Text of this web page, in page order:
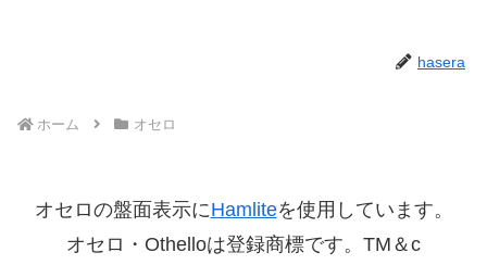
hasera
ホーム オセロ
オセロの盤面表示にHamliteを使用しています。
オセロ・Othelloは登録商標です。TM＆c